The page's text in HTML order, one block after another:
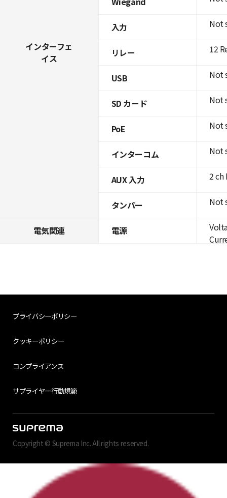
インターフェ
イス
入力
リレー
USB
SD カード
PoE
インターコム
AUX 入力
タンパー
電気関連 電源
Not
12
Not
Not
Not
Not
2
Not
プライバシーポリシー
クッキーポリシー
コンプライアンス
サプライヤー行動規範
Copyright © Suprema Inc. All rights reserved.